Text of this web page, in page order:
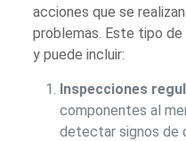
acciones que se
problemas. Este tipo
y puede incluir:
Inspecciones
componentes al
detectar signos de